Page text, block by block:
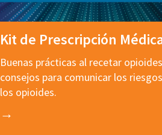
Kit de Prescripción
Buenas prácticas al recetar
consejos para comunicar los
los opioides.
→